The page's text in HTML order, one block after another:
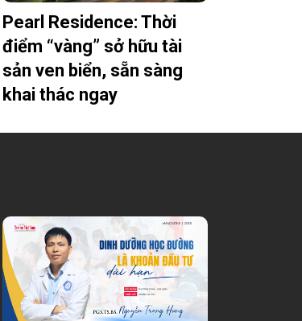
Pearl Residence: Thời
điểm “vàng” sở hữu tài
sản ven biển, sẵn sàng
khai thác ngay